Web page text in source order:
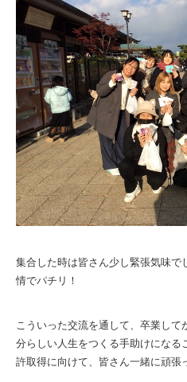
集合した時は皆さん少し緊張気味
情でパチリ！
こういった交流を通して、卒業し
分らしい人生をつくる手助けにな
許取得に向けて、皆さん一緒に頑張